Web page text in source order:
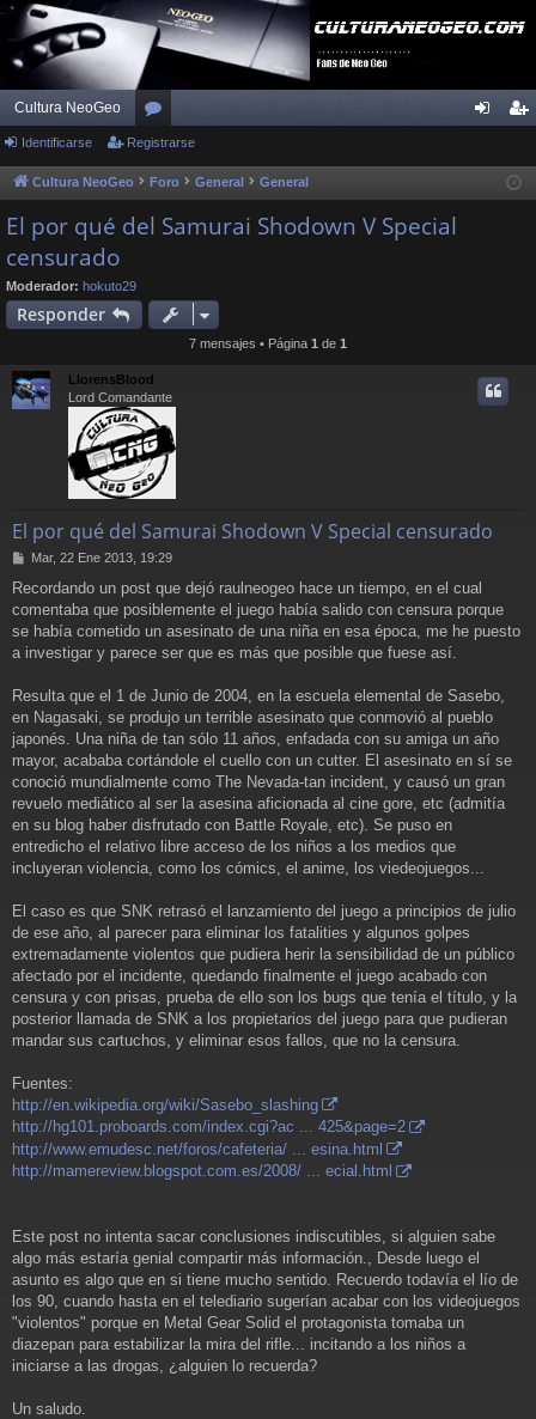
Cultura NeoGeo
or
os ist
Identificarse Registrarse
Cultura NeoGeo Foro General General
El por qué del Samurai Shodown V Special
censurado
Moderador: hokuto29
Responder
7 mensajes • Página 1 de 1
LlorensBlood
Lord Comandante
El por qué del Samurai Shodown V Special censurado
M
n
s
a
j
Mar, 22 Ene 2013, 19:29
Recordando un post que dejó raulneogeo hace un tiempo, en el cual
comentaba que posiblemente el juego había salido con censura porque
se había cometido un asesinato de una niña en esa época, me he puesto
a investigar y parece ser que es más que posible que fuese así.
Resulta que el 1 de Junio de 2004, en la escuela elemental de Sasebo,
en Nagasaki, se produjo un terrible asesinato que conmovió al pueblo
japonés. Una niña de tan sólo 11 años, enfadada con su amiga un año
mayor, acababa cortándole el cuello con un cutter. El asesinato en sí se
conoció mundialmente como The Nevada-tan incident, y causó un gran
revuelo mediático al ser la asesina aficionada al cine gore, etc (admitía
en su blog haber disfrutado con Battle Royale, etc). Se puso en
entredicho el relativo libre acceso de los niños a los medios que
incluyeran violencia, como los cómics, el anime, los viedeojuegos...
El caso es que SNK retrasó el lanzamiento del juego a principios de julio
de ese año, al parecer para eliminar los fatalities y algunos golpes
extremadamente violentos que pudiera herir la sensibilidad de un público
afectado por el incidente, quedando finalmente el juego acabado con
censura y con prisas, prueba de ello son los bugs que tenía el título, y la
posterior llamada de SNK a los propietarios del juego para que pudieran
mandar sus cartuchos, y eliminar esos fallos, que no la censura.
Fuentes:
http://en.wikipedia.org/wiki/Sasebo_slashing
http://hg101.proboards.com/index.cgi?ac ... 425&page=2
http://www.emudesc.net/foros/cafeteria/ ... esina.html
http://mamereview.blogspot.com.es/2008/ ... ecial.html
Este post no intenta sacar conclusiones indiscutibles, si alguien sabe
algo más estaría genial compartir más información., Desde luego el
asunto es algo que en si tiene mucho sentido. Recuerdo todavía el lío de
los 90, cuando hasta en el telediario sugerían acabar con los videojuegos
"violentos" porque en Metal Gear Solid el protagonista tomaba un
diazepan para estabilizar la mira del rifle... incitando a los niños a
iniciarse a las drogas, ¿alguien lo recuerda?
Un saludo.